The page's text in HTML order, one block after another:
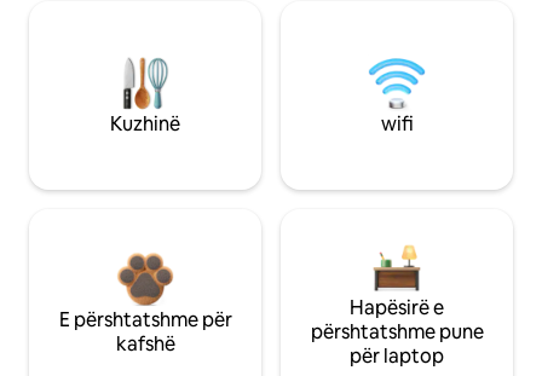
Kuzhinë wifi
E përshtatshme për
kafshë
Hapësirë e
përshtatshme pune
për laptop